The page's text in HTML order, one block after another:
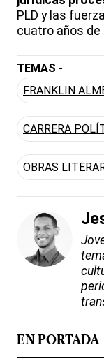
PLD y las
cuatro años de
TEMAS -
FRANKLIN
CARRERA
OBRAS
EN PORTADA